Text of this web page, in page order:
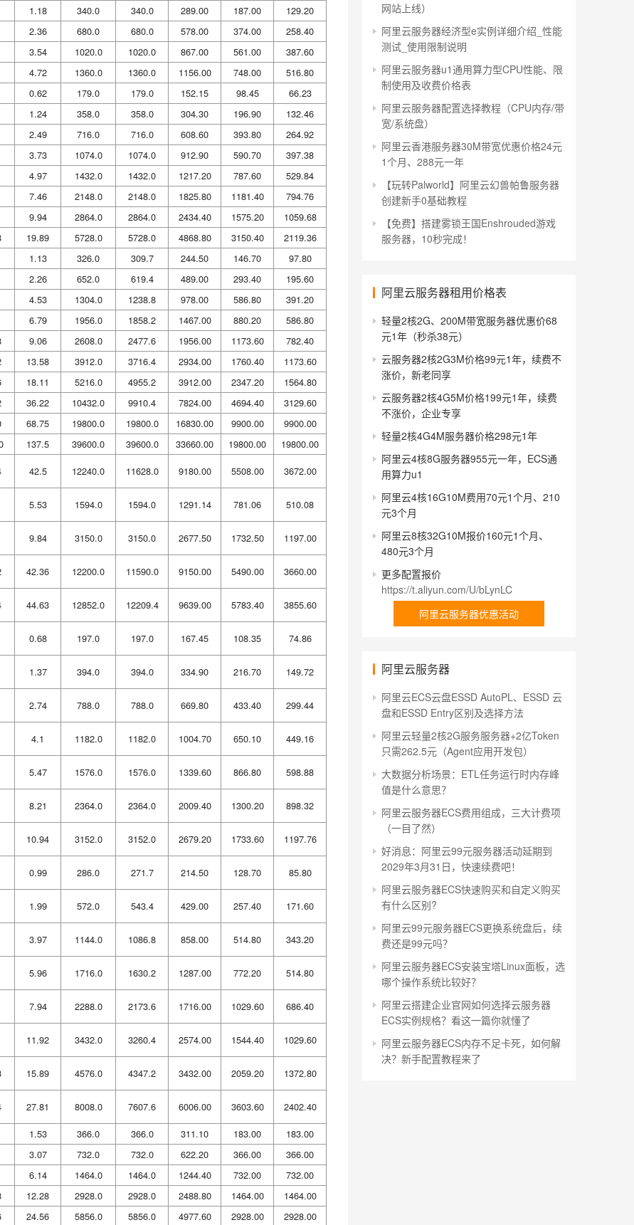
1.18 340.0 340.0 289.00 187.00
129.20
2.36 680.0 680.0 578.00 374.00
258.40
3.54 1020.0 1020.0 867.00 561.00
387.60
4.72 1360.0 1360.0 1156.00 748.00
516.80
0.62 179.0 179.0 152.15 98.45
66.23
1.24 358.0 358.0 304.30 196.90
132.46
2.49 716.0 716.0 608.60 393.80
264.92
3.73 1074.0 1074.0 912.90 590.70
397.38
4.97 1432.0 1432.0 1217.20 787.60
529.84
7.46 2148.0 2148.0 1825.80 1181.40
794.76
9.94 2864.0 2864.0 2434.40 1575.20
1059.68
19.89 5728.0 5728.0 4868.80 3150.40
2119.36
1.13 326.0 309.7 244.50 146.70
97.80
2.26 652.0 619.4 489.00 293.40
195.60
4.53 1304.0 1238.8 978.00 586.80
391.20
6.79 1956.0 1858.2 1467.00 880.20
586.80
9.06 2608.0 2477.6 1956.00 1173.60
782.40
13.58 3912.0 3716.4 2934.00 1760.40
1173.60
18.11 5216.0 4955.2 3912.00 2347.20
1564.80
36.22 10432.0 9910.4 7824.00 4694.40
3129.60
68.75 19800.0 19800.0 16830.00 9900.00
9900.00
137.5 39600.0 39600.0 33660.00 19800.00
19800.00
42.5 12240.0 11628.0 9180.00 5508.00
3672.00
5.53 1594.0 1594.0 1291.14 781.06
510.08
9.84 3150.0 3150.0 2677.50 1732.50
1197.00
42.36 12200.0 11590.0 9150.00 5490.00
3660.00
44.63 12852.0 12209.4 9639.00 5783.40
3855.60
0.68 197.0 197.0 167.45 108.35
74.86
1.37 394.0 394.0 334.90 216.70
149.72
2.74 788.0 788.0 669.80 433.40
299.44
4.1 1182.0 1182.0 1004.70 650.10
449.16
5.47 1576.0 1576.0 1339.60 866.80
598.88
8.21 2364.0 2364.0 2009.40 1300.20
898.32
10.94 3152.0 3152.0 2679.20 1733.60
1197.76
0.99 286.0 271.7 214.50 128.70
85.80
1.99 572.0 543.4 429.00 257.40
171.60
3.97 1144.0 1086.8 858.00 514.80
343.20
5.96 1716.0 1630.2 1287.00 772.20
514.80
7.94 2288.0 2173.6 1716.00 1029.60
686.40
11.92 3432.0 3260.4 2574.00 1544.40
1029.60
15.89 4576.0 4347.2 3432.00 2059.20
1372.80
27.81 8008.0 7607.6 6006.00 3603.60
2402.40
1.53 366.0 366.0 311.10 183.00
183.00
3.07 732.0 732.0 622.20 366.00
366.00
6.14 1464.0 1464.0 1244.40 732.00
732.00
12.28 2928.0 2928.0 2488.80 1464.00
1464.00
24.56 5856.0 5856.0 4977.60 2928.00
2928.00
网站上线）
阿里云服务器经济型e实例详细介绍_性能
测试_使用限制说明
阿里云服务器u1通用算力型CPU性能、限
制使用及收费价格表
阿里云服务器配置选择教程（CPU内存/带
宽/系统盘）
阿里云香港服务器30M带宽优惠价格24元
1个月、288元一年
【玩转Palworld】阿里云幻兽帕鲁服务器
创建新手0基础教程
【免费】搭建雾锁王国Enshrouded游戏
服务器，10秒完成！
阿里云服务器租用价格表
轻量2核2G、200M带宽服务器优惠价68
元1年（秒杀38元）
云服务器2核2G3M价格99元1年，续费不
涨价，新老同享
云服务器2核4G5M价格199元1年，续费
不涨价，企业专享
轻量2核4G4M服务器价格298元1年
阿里云4核8G服务器955元一年，ECS通
用算力u1
阿里云4核16G10M费用70元1个月、210
元3个月
阿里云8核32G10M报价160元1个月、
480元3个月
更多配置报价
https://t.aliyun.com/U/bLynLC
阿里云服务器优惠活动
阿里云服务器
阿里云ECS云盘ESSD AutoPL、ESSD 云
盘和ESSD Entry区别及选择方法
阿里云轻量2核2G服务服务器+2亿Token
只需262.5元（Agent应用开发包）
大数据分析场景：ETL任务运行时内存峰
值是什么意思？
阿里云服务器ECS费用组成，三大计费项
（一目了然）
好消息：阿里云99元服务器活动延期到
2029年3月31日，快速续费吧！
阿里云服务器ECS快速购买和自定义购买
有什么区别?
阿里云99元服务器ECS更换系统盘后，续
费还是99元吗？
阿里云服务器ECS安装宝塔Linux面板，选
哪个操作系统比较好？
阿里云搭建企业官网如何选择云服务器
ECS实例规格？看这一篇你就懂了
阿里云服务器ECS内存不足卡死，如何解
决？新手配置教程来了